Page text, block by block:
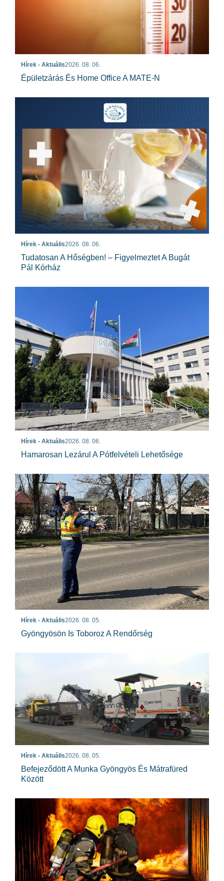
Hírek - Aktuális2026. 08. 06.
Épületzárás És Home Office A MATE-N
Hírek - Aktuális2026. 08. 06.
Tudatosan A Hőségben! – Figyelmeztet A Bugát
Pál Kórház
Hírek - Aktuális2026. 08. 06.
Hamarosan Lezárul A Pótfelvételi Lehetősége
Hírek - Aktuális2026. 08. 05.
Gyöngyösön Is Toboroz A Rendőrség
Hírek - Aktuális2026. 08. 05.
Befejeződött A Munka Gyöngyös És Mátrafüred
Között